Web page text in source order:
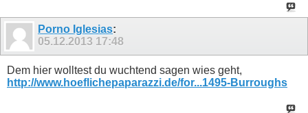
Porno Iglesias:
05.12.2013 17:48
Dem hier wolltest du wuchtend sagen wies geht,
http://www.hoeflichepaparazzi.de/for...1495-Burroughs